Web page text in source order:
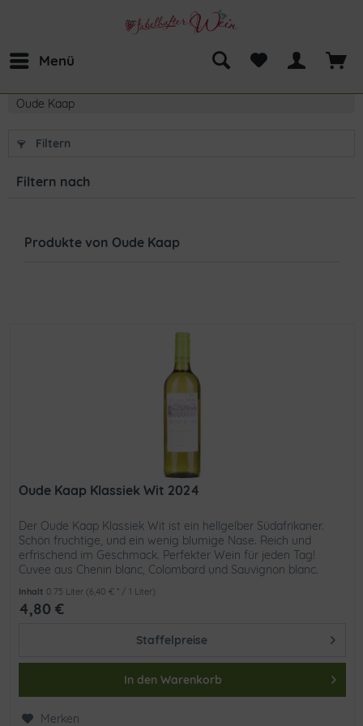
Menü
Oude Kaap
Filtern
Filtern nach
Produkte von Oude Kaap
Oude Kaap Klassiek Wit 2024
Der Oude Kaap Klassiek Wit ist ein hellgelber Südafrikaner.
Schön fruchtige, und ein wenig blumige Nase. Reich und
erfrischend im Geschmack. Perfekter Wein für jeden Tag!
Cuvee aus Chenin blanc, Colombard und Sauvignon blanc.
Inhalt 0.75 Liter (6,40 € * / 1 Liter)
4,80 €
Staffelpreise
In den Warenkorb
Merken